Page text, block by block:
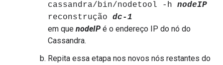
cassandra/bin/nodetool -h nodeIP
reconstrução dc-1
em que nodeIP é o endereço IP do nó do
Cassandra.
Repita essa etapa nos novos nós restantes do